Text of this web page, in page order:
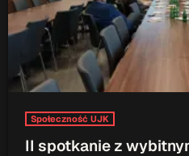
Społeczność UJK
II spotkanie z